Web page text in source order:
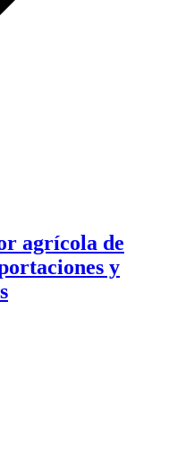
agrícola de
y